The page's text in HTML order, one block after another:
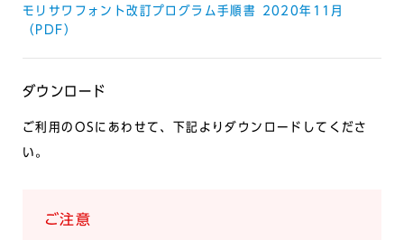
モリサワフォント改訂プログラム手順書 2020年11月
（PDF）
ダウンロード
ご利用のOSにあわせて、下記よりダウンロードしてくださ
い。
ご注意